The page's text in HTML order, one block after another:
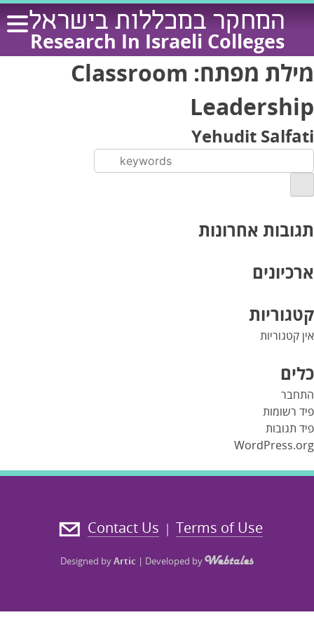
Skip
content
המחקר במכללות בישראל
Research In Israeli Colleges
מילת מפתח: Classroom
Leadership
Yehudit Salfati
תגובות אחרונות
ארכיונים
קטגוריות
אין קטגוריות
כלים
התחבר
פיד רשומות
פיד תגובות
WordPress.org
Terms of Use
|
Contact Us
Designed byArtic | Developed by